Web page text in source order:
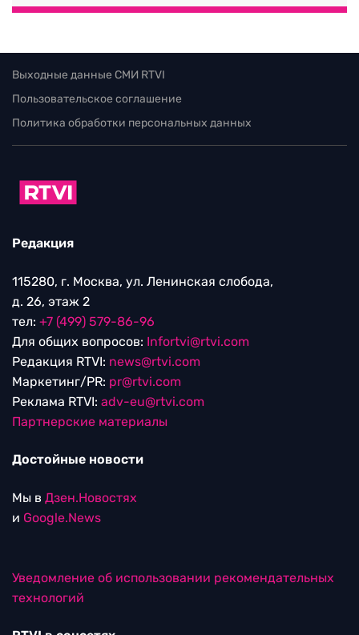
Выходные данные СМИ RTVI
Пользовательское соглашение
Политика обработки персональных данных
Редакция
115280, г. Москва, ул. Ленинская слобода,
д. 26, этаж 2
тел: +7 (499) 579-86-96
Для общих вопросов: Infortvi@rtvi.com
Редакция RTVI: news@rtvi.com
Маркетинг/PR: pr@rtvi.com
Реклама RTVI: adv-eu@rtvi.com
Партнерские материалы
Достойные новости
Мы в Дзен.Новостях
и Google.News
Уведомление об использовании рекомендательных
технологий